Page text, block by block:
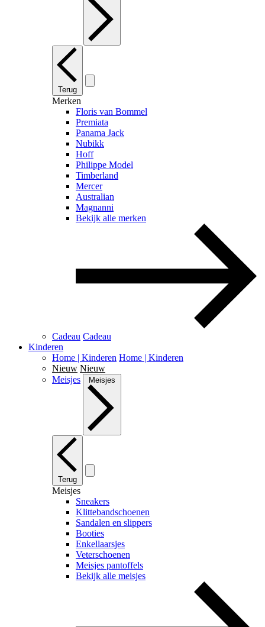
Terug
Merken
Floris van Bommel
Premiata
Panama Jack
Nubikk
Hoff
Philippe Model
Timberland
Mercer
Australian
Magnanni
Bekijk alle merken
Cadeau Cadeau
Kinderen
Home | Kinderen Home | Kinderen
Nieuw Nieuw
Meisjes
Meisjes
Terug
Meisjes
Sneakers
Klittebandschoenen
Sandalen en slippers
Booties
Enkellaarsjes
Veterschoenen
Meisjes pantoffels
Bekijk alle meisjes